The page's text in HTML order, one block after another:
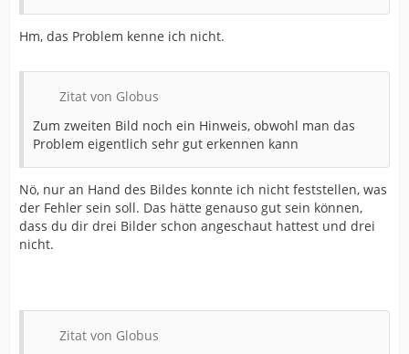
Hm, das Problem kenne ich nicht.
Zitat von Globus
Zum zweiten Bild noch ein Hinweis, obwohl man das
Problem eigentlich sehr gut erkennen kann
Nö, nur an Hand des Bildes konnte ich nicht feststellen, was
der Fehler sein soll. Das hätte genauso gut sein können,
dass du dir drei Bilder schon angeschaut hattest und drei
nicht.
Zitat von Globus